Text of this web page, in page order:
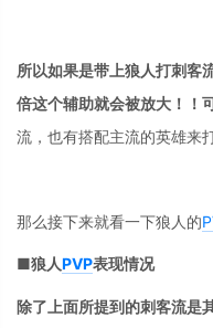
所以如果是带上狼人打刺客
倍这个辅助就会被放大！！
流，也有搭配主流的英雄来
那么接下来就看一下狼人的
■狼人PVP表现情况
除了上面所提到的刺客流是